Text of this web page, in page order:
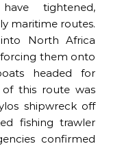
tightened,
maritime routes.
North Africa
them onto
headed for
of this route was
shipwreck off
fishing trawler
confirmed